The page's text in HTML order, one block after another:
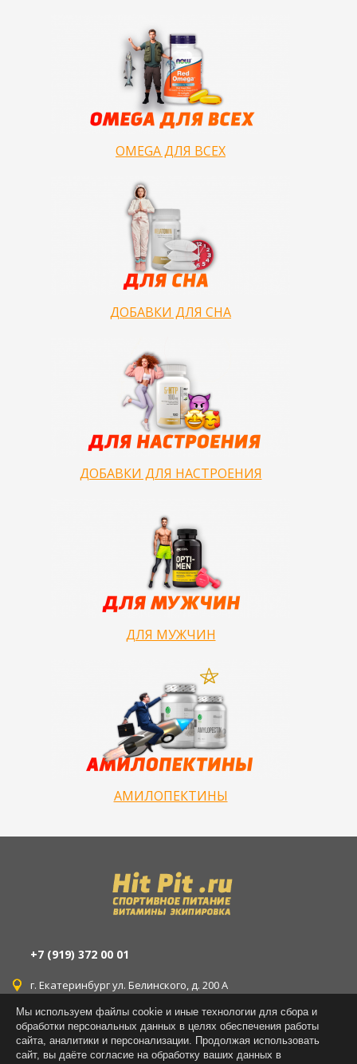
OMEGA ДЛЯ ВСЕХ
ДОБАВКИ ДЛЯ СНА
ДОБАВКИ ДЛЯ НАСТРОЕНИЯ
ДЛЯ МУЖЧИН
АМИЛОПЕКТИНЫ
+7 (919) 372 00 01
г. Екатеринбург ул. Белинского, д. 200 А
г. Екатеринбург ул. Уральская, д. 77
г. Екатеринбург ул. Латвийская, д. 14
Мы используем файлы cookie и иные технологии для сбора и
обработки персональных данных в целях обеспечения работы
сайта, аналитики и персонализации. Продолжая использовать
сайт, вы даёте согласие на обработку ваших данных в